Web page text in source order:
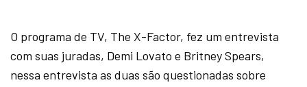
O programa de TV, The X-Factor, fez um entrevista
com suas juradas, Demi Lovato e Britney Spears,
nessa entrevista as duas são questionadas sobre